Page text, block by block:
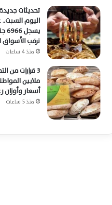
تحديثات
ترقب الأسواق
منذ 4 ساعات
3 قرارات من
ملايين
أسعار وأوزان
منذ 5 ساعات